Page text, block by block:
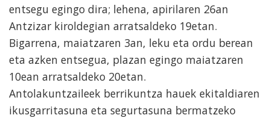
entsegu egingo dira; lehena, apirilaren 26an
Antzizar kiroldegian arratsaldeko 19etan.
Bigarrena, maiatzaren 3an, leku eta ordu berean
eta azken entsegua, plazan egingo maiatzaren
10ean arratsaldeko 20etan.
Antolakuntzaileek berrikuntza hauek ekitaldiaren
ikusgarritasuna eta segurtasuna bermatzeko